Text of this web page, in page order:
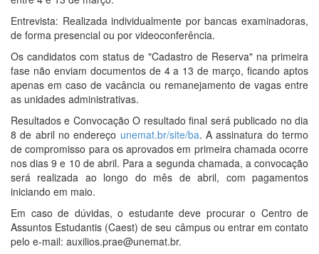
Entrevista: Realizada individualmente por bancas examinadoras,
de forma presencial ou por videoconferência.
Os candidatos com status de "Cadastro de Reserva" na primeira
fase não enviam documentos de 4 a 13 de março, ficando aptos
apenas em caso de vacância ou remanejamento de vagas entre
as unidades administrativas.
Resultados e Convocação O resultado final será publicado no dia
8 de abril no endereço unemat.br/site/ba. A assinatura do termo
de compromisso para os aprovados em primeira chamada ocorre
nos dias 9 e 10 de abril. Para a segunda chamada, a convocação
será realizada ao longo do mês de abril, com pagamentos
iniciando em maio.
Em caso de dúvidas, o estudante deve procurar o Centro de
Assuntos Estudantis (Caest) de seu câmpus ou entrar em contato
pelo e-mail: auxilios.prae@unemat.br.